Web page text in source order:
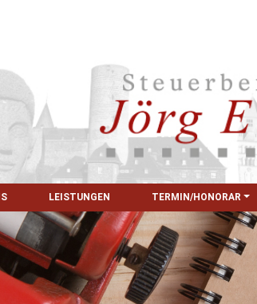
LEISTUNGEN TERMIN/HONORAR